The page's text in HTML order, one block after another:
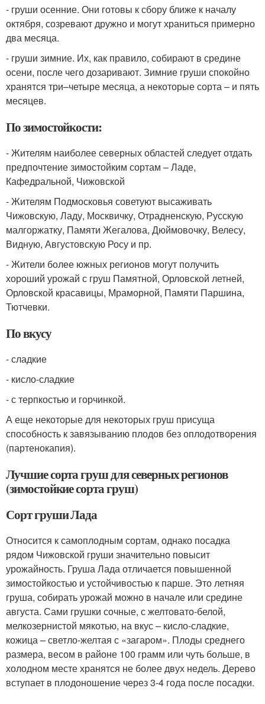
- груши осенние. Они готовы к сбору ближе к началу
октября, созревают дружно и могут храниться примерно
два месяца.
- груши зимние. Их, как правило, собирают в средине
осени, после чего дозаривают. Зимние груши спокойно
хранятся три–четыре месяца, а некоторые сорта – и пять
месяцев.
По зимостойкости:
- Жителям наиболее северных областей следует отдать
предпочтение зимостойким сортам – Ладе,
Кафедральной, Чижовской
- Жителям Подмосковья советуют высаживать
Чижовскую, Ладу, Москвичку, Отрадненскую, Русскую
малгоржатку, Памяти Жегалова, Дюймовочку, Велесу,
Видную, Августовскую Росу и пр.
- Жители более южных регионов могут получить
хороший урожай с груш Памятной, Орловской летней,
Орловской красавицы, Мраморной, Памяти Паршина,
Тютчевки.
По вкусу
- сладкие
- кисло-сладкие
- с терпкостью и горчинкой.
А еще некоторые для некоторых груш присуща
способность к завязыванию плодов без оплодотворения
(партенокапия).
Лучшие сорта груш для северных регионов
(зимостойкие сорта груш)
Сорт груши Лада
Относится к самоплодным сортам, однако посадка
рядом Чижовской груши значительно повысит
урожайность. Груша Лада отличается повышенной
зимостойкостью и устойчивостью к парше. Это летняя
груша, собирать урожай можно в начале или средине
августа. Сами грушки сочные, с желтовато-белой,
мелкозернистой мякотью, на вкус – кисло-сладкие,
кожица – светло-желтая с «загаром». Плоды среднего
размера, весом в районе 100 грамм или чуть больше, в
холодном месте хранятся не более двух недель. Дерево
вступает в плодоношение через 3-4 года после посадки.